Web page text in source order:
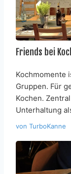
Friends bei
Kochmomente
Gruppen. Für
Kochen.
Unterhaltung
von TurboKanne